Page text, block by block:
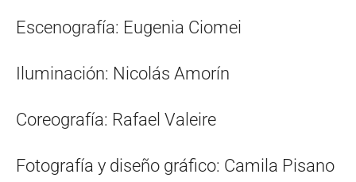
Escenografía: Eugenia Ciomei
Iluminación: Nicolás Amorín
Coreografía: Rafael Valeire
Fotografía y diseño gráfico: Camila Pisano